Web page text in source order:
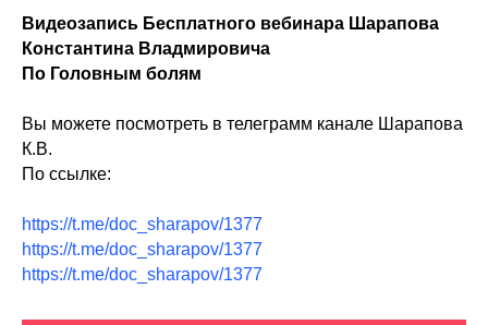
Видеозапись Бесплатного вебинара Шарапова
Константина Владмировича
По Головным болям
Вы можете посмотреть в телеграмм канале Шарапова
К.В.
По ссылке:
https://t.me/doc_sharapov/1377
https://t.me/doc_sharapov/1377
https://t.me/doc_sharapov/1377